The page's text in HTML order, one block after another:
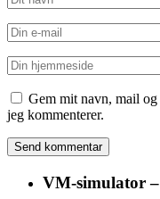
Gem mit navn, mail
jeg kommenterer.
VM-simulator